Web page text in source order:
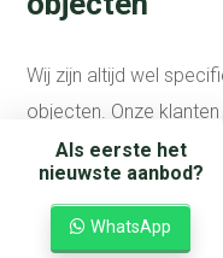
Wij zijn altijd wel
objecten. Onze
graag aan ons toe.
verkopen of heeft u
over de te koop
Als eerste het
nieuwste aanbod?
WhatsApp